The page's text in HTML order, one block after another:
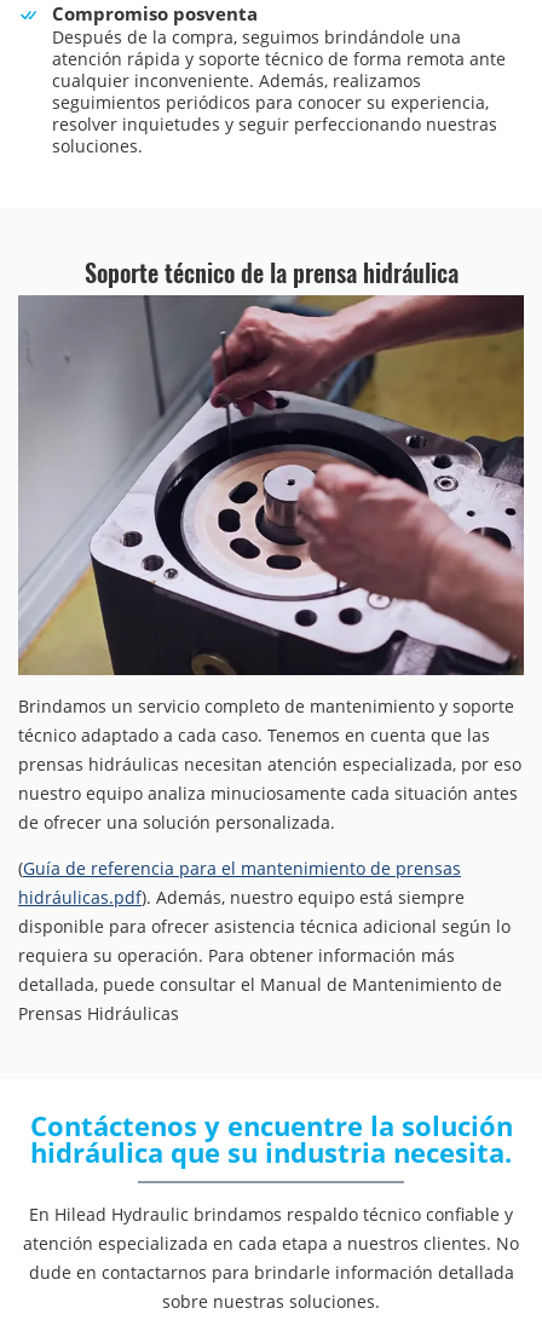
Compromiso posventa
Después de la compra, seguimos brindándole una
atención rápida y soporte técnico de forma remota ante
cualquier inconveniente. Además, realizamos
seguimientos periódicos para conocer su experiencia,
resolver inquietudes y seguir perfeccionando nuestras
soluciones.
Soporte técnico de la prensa hidráulica
Brindamos un servicio completo de mantenimiento y soporte
técnico adaptado a cada caso. Tenemos en cuenta que las
prensas hidráulicas necesitan atención especializada, por eso
nuestro equipo analiza minuciosamente cada situación antes
de ofrecer una solución personalizada.
(Guía de referencia para el mantenimiento de prensas
hidráulicas.pdf). Además, nuestro equipo está siempre
disponible para ofrecer asistencia técnica adicional según lo
requiera su operación. Para obtener información más
detallada, puede consultar el Manual de Mantenimiento de
Prensas Hidráulicas
Contáctenos y encuentre la solución
hidráulica que su industria necesita.
En Hilead Hydraulic brindamos respaldo técnico confiable y
atención especializada en cada etapa a nuestros clientes. No
dude en contactarnos para brindarle información detallada
sobre nuestras soluciones.